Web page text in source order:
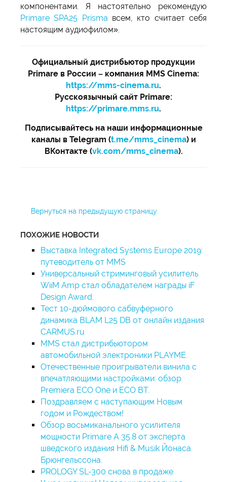
компонентами. Я настоятельно рекомендую
Primare SPA25 Prisma всем, кто считает себя
настоящим аудиофилом».
Официальный дистрибьютор продукции
Primare в России – компания MMS Cinema:
https://mms-cinema.ru.
Русскоязычный сайт Primare:
https://primare.mms.ru.
Подписывайтесь на наши информационные
каналы в Telegram (t.me/mms_cinema) и
ВКонтакте (vk.com/mms_cinema).
Вернуться на предыдущую страницу
ПОХОЖИЕ НОВОСТИ
Выставка Integrated Systems Europe 2019:
путеводитель от MMS
Универсальный стриминговый усилитель
WiiM Amp стал обладателем награды iF
Design Award.
Тест 10-дюймового сабвуферного
динамика BLAM L25 DB от онлайн издания
CARMUS.ru
MMS стал дистрибьютором
автомобильной электроники PLAYME.
Отечественные проигрыватели винила с
впечатляющими настройками: обзор
Premiera ECO One и ECO BT.
Поздравляем c наступающим Новым
годом и Рождеством!
Обзор восьмиканального усилителя
мощности Primare A 35.8 от эксперта
шведского издания Hifi & Musik Йонаса
Брюнгельссона.
PROLOGY SL-300 снова в продаже